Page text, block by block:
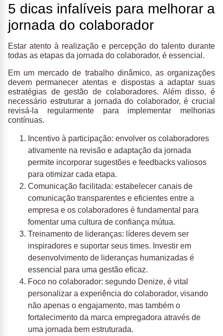
5 dicas infalíveis para melhorar a
jornada do colaborador
Estar atento à realização e percepção do talento durante
todas as etapas da jornada do colaborador, é essencial.
Em um mercado de trabalho dinâmico, as organizações
devem permanecer atentas e dispostas a adaptar suas
estratégias de gestão de colaboradores. Além disso, é
necessário estruturar a jornada do colaborador, é crucial
revisá-la regularmente para implementar melhorias
contínuas.
Incentivo à participação: envolver os colaboradores
ativamente na revisão e adaptação da jornada
permite incorporar sugestões e feedbacks valiosos
para otimizar cada etapa.
Comunicação facilitada: estabelecer canais de
comunicação transparentes e eficientes entre a
empresa e os colaboradores é fundamental para
fomentar uma cultura de confiança mútua.
Treinamento de lideranças: líderes devem ser
inspiradores e suportar seus times. Investir em
desenvolvimento de lideranças humanizadas é
essencial para uma gestão eficaz.
Foco no colaborador: segundo Denize, é vital
personalizar a experiência do colaborador, visando
não apenas o engajamento, mas também o
fortalecimento da marca empregadora através de
uma jornada bem estruturada.